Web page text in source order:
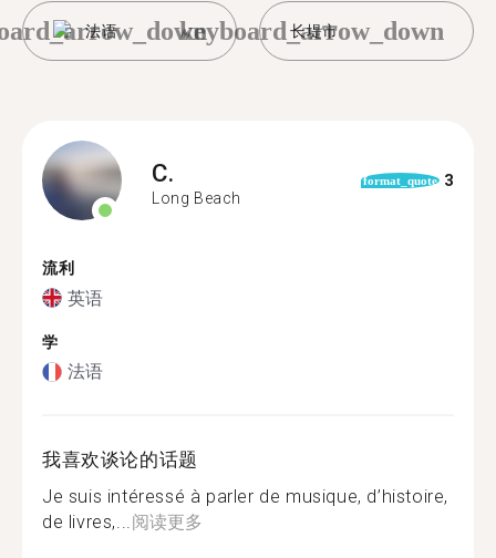
法语 长堤市
keyboard_arrow_down
C.
Long Beach
format_quote 3
流利
英语
学
法语
我喜欢谈论的话题
Je suis intéressé à parler de musique, d’histoire,
de livres,...阅读更多